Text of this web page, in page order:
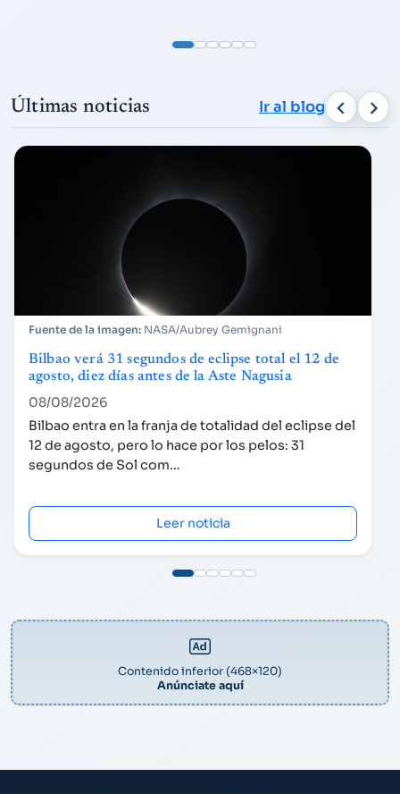
Últimas noticias Ir al blog
NASA/Aubrey Gemignani
Bilbao verá 31 segundos de eclipse total el 12 de
agosto, diez días antes de la Aste Nagusia
08/08/2026
Bilbao entra en la franja de totalidad del eclipse del
12 de agosto, pero lo hace por los pelos: 31
segundos de Sol com…
Leer noticia
Contenido inferior (468×120)
Anúnciate aquí